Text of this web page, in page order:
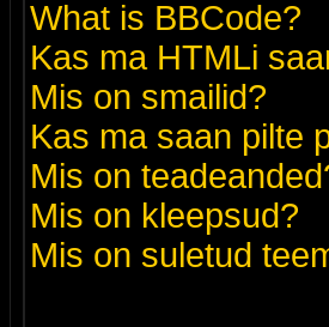
What is BBCode?
Kas ma HTMLi
Mis on smailid?
Kas ma saan pilte
Mis on
Mis on kleepsud?
Mis on suletud